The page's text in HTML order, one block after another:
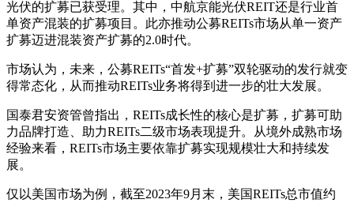
光伏的扩募已获受理。其中，中航京能光伏REIT还是行业首
单资产混装的扩募项目。此亦推动公募REITs市场从单一资产
扩募迈进混装资产扩募的2.0时代。
市场认为，未来，公募REITs“首发+扩募”双轮驱动的发行就变
得常态化，从而推动REITs业务将得到进一步的壮大发展。
国泰君安资管曾指出，REITs成长性的核心是扩募，扩募可助
力品牌打造、助力REITs二级市场表现提升。从境外成熟市场
经验来看，REITs市场主要依靠扩募实现规模壮大和持续发
展。
仅以美国市场为例，截至2023年9月末，美国REITs总市值约